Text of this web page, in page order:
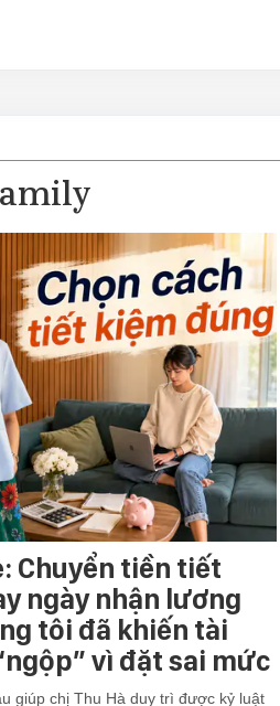
Chuyển tiền tiết
ngày nhận lương
tôi đã khiến tài
vì đặt sai mức
giúp chị Thu Hà duy trì được kỷ luật